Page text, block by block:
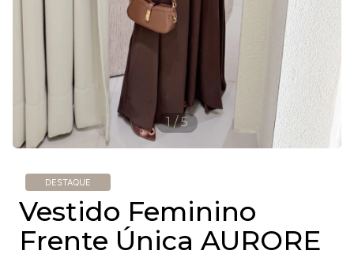
1 /5
DESTAQUE
Vestido Feminino
Frente Única AURORE